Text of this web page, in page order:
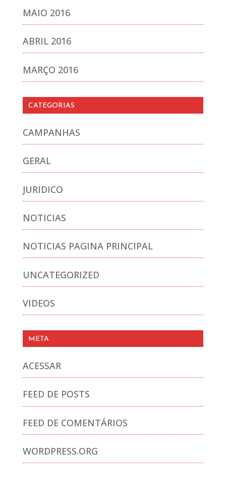
MAIO 2016
ABRIL 2016
MARÇO 2016
CATEGORIAS
CAMPANHAS
GERAL
JURIDICO
NOTICIAS
NOTICIAS PAGINA PRINCIPAL
UNCATEGORIZED
VIDEOS
META
ACESSAR
FEED DE POSTS
FEED DE COMENTÁRIOS
WORDPRESS.ORG